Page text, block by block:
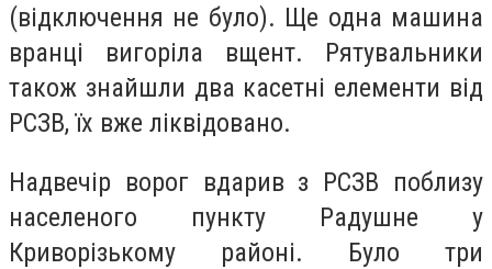
(відключення не було). Ще одна машина
вранці вигоріла вщент. Рятувальники
також знайшли два касетні елементи від
РСЗВ, їх вже ліквідовано.
Надвечір ворог вдарив з РСЗВ поблизу
населеного пункту Радушне у
Криворізькому районі. Було три